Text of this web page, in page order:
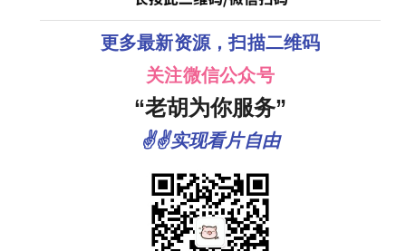
更多最新资源，扫描二维码
关注微信公众号
“老胡为你服务”
✌✌实现看片自由